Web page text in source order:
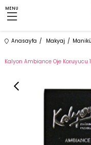
MENU
Anasayfa Makyaj
Kalyon Ambiance Oje Koruyucu